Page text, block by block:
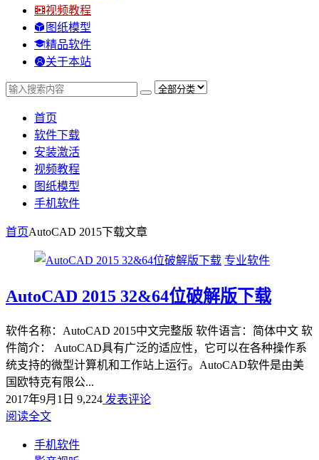
视频教程
图纸模型
精品软件
关于本站
首页
软件下载
安装激活
视频教程
图纸模型
手机软件
首页AutoCAD 2015下载文章
专业软件
AutoCAD 2015 32&64位破解版下载
软件名称：AutoCAD 2015中文完整版 软件语言：简体中文 软
件简介： AutoCAD具有广泛的适应性，它可以在各种操作系
统支持的微型计算机和工作站上运行。AutoCAD软件是由美
国欧特克有限公...
2017年9月1日 9,224 发表评论
阅读全文
手机软件